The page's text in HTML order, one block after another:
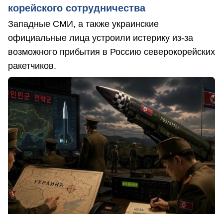
корейского сотрудничества
Западные СМИ, а также украинские
официальные лица устроили истерику из-за
возможного прибытия в Россию северокорейских
ракетчиков.